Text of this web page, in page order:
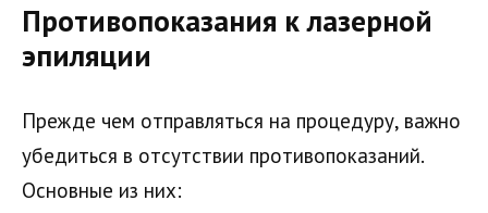
Противопоказания к лазерной
эпиляции
Прежде чем отправляться на процедуру, важно
убедиться в отсутствии противопоказаний.
Основные из них: